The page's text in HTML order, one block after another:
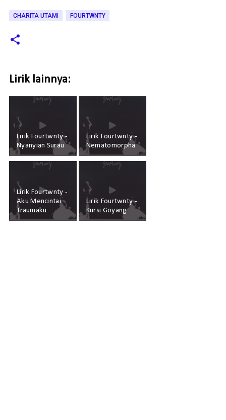
CHARITA UTAMI FOURTWNTY
Lirik lainnya:
Lirik Fourtwnty -
Nyanyian Surau
Lirik Fourtwnty -
Nematomorpha
Lirik Fourtwnty -
Aku Mencintai
Traumaku
Lirik Fourtwnty -
Kursi Goyang